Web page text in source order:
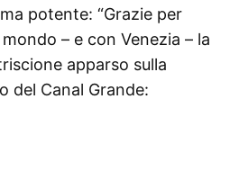
potente: “Grazie per
– e con Venezia – la
apparso sulla
del Canal Grande: